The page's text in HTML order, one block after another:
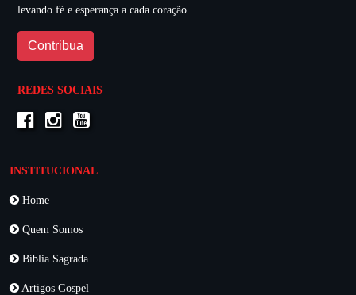
levando fé e esperança a cada coração.
Contribua
REDES SOCIAIS
INSTITUCIONAL
Home
Quem Somos
Bíblia Sagrada
Artigos Gospel